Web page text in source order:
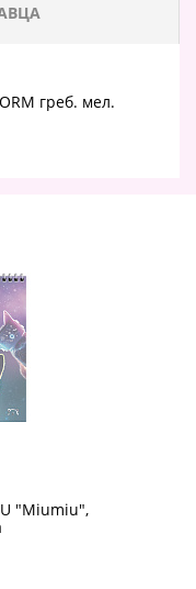
греб. мел.
"Miumiu",